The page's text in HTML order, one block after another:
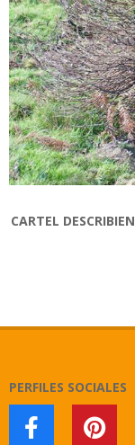
CARTEL
PERFILES SOCIALES